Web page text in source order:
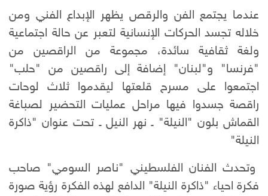
عندما يجتمع الفن والرقص يظهر الإبداع الفني ومن
خلاله تجسد الحركات الإنسانية لتعبر عن حالة اجتماعية
ولغة ثقافية سائدة، مجموعة من الراقصين من
"فرنسا" و"لبنان" إضافة إلى راقصين من "حلب"
اجتمعوا على مسرح قلعتها ليقدموا ثلاث لوحات
راقصة جسدوا فيها مراحل عمليات التحضير لصباغة
القماش بلون "النيلة" ـ نهر النيل ـ تحت عنوان "ذاكرة
النيلة"
وتحدث الفنان الفلسطيني "ناصر السومي" صاحب
فكرة احياء "ذاكرة النيلة" الدافع لهذه الفكرة رؤية صورة